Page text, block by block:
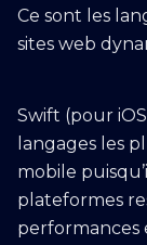
Ce sont les
sites web
Swift (pour
langages les
mobile
plateformes
performances